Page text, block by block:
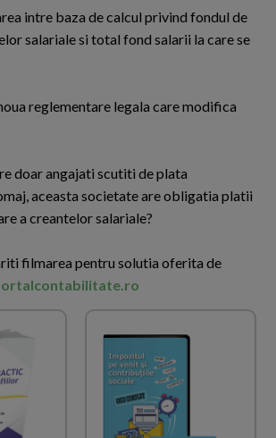
intre baza de calcul privind fondul de
salariale si total fond salarii la care se
reglementare legala care modifica
doar angajati scutiti de plata
aceasta societate are obligatia platii
a creantelor salariale?
filmarea pentru solutia oferita de